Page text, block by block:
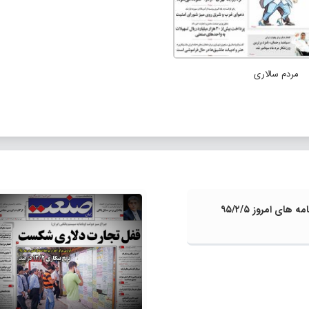
مردم سالاری
های امروز ۹۵/۲/۵